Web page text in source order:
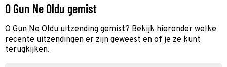
O Gun Ne Oldu gemist
O Gun Ne Oldu uitzending gemist? Bekijk hieronder welke
recente uitzendingen er zijn geweest en of je ze kunt
terugkijken.